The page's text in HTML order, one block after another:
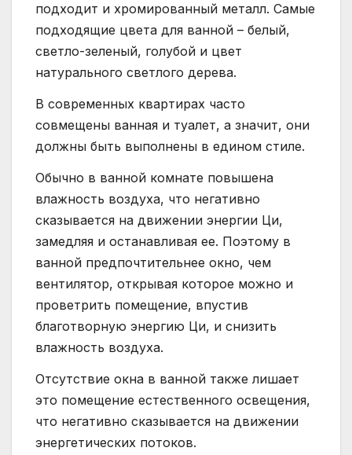
подходит и хромированный металл. Самые
подходящие цвета для ванной – белый,
светло-зеленый, голубой и цвет
натурального светлого дерева.
В современных квартирах часто
совмещены ванная и туалет, а значит, они
должны быть выполнены в едином стиле.
Обычно в ванной комнате повышена
влажность воздуха, что негативно
сказывается на движении энергии Ци,
замедляя и останавливая ее. Поэтому в
ванной предпочтительнее окно, чем
вентилятор, открывая которое можно и
проветрить помещение, впустив
благотворную энергию Ци, и снизить
влажность воздуха.
Отсутствие окна в ванной также лишает
это помещение естественного освещения,
что негативно сказывается на движении
энергетических потоков.